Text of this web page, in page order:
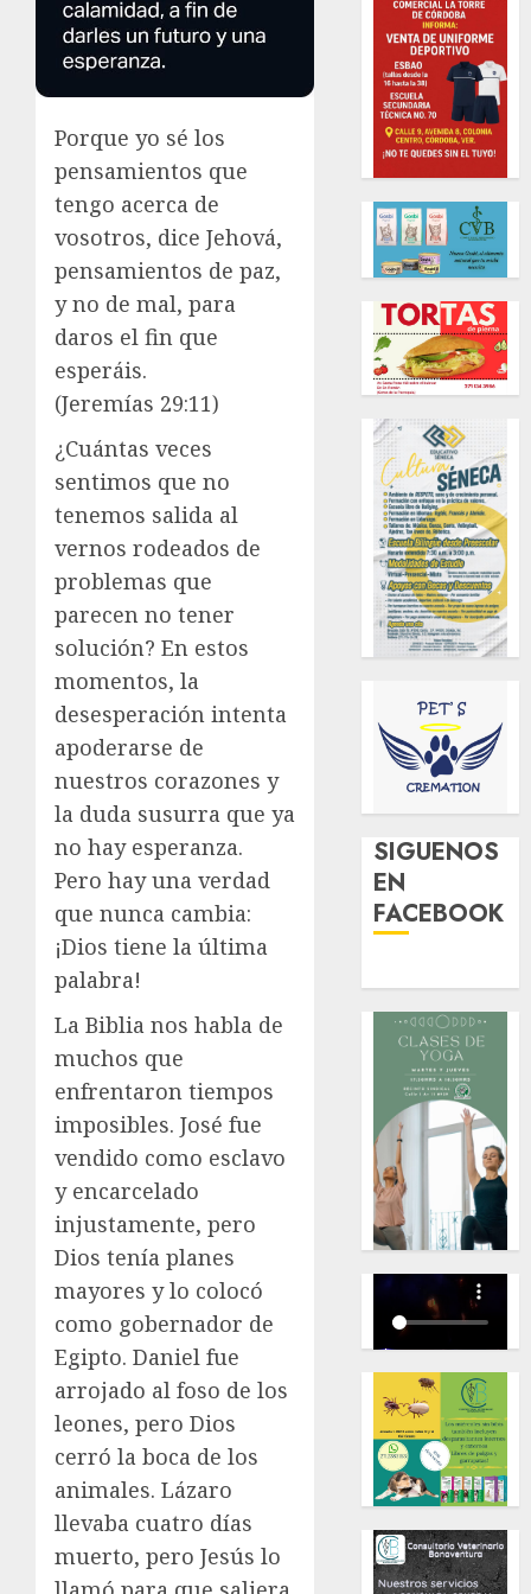
Porque yo sé los
pensamientos que
tengo acerca de
vosotros, dice Jehová,
pensamientos de paz,
y no de mal, para
daros el fin que
esperáis.
(Jeremías 29:11)
¿Cuántas veces
sentimos que no
tenemos salida al
vernos rodeados de
problemas que
parecen no tener
solución? En estos
momentos, la
desesperación intenta
apoderarse de
nuestros corazones y
la duda susurra que ya
no hay esperanza.
Pero hay una verdad
que nunca cambia:
¡Dios tiene la última
palabra!
La Biblia nos habla de
muchos que
enfrentaron tiempos
imposibles. José fue
vendido como esclavo
y encarcelado
injustamente, pero
Dios tenía planes
mayores y lo colocó
como gobernador de
Egipto. Daniel fue
arrojado al foso de los
leones, pero Dios
cerró la boca de los
animales. Lázaro
llevaba cuatro días
muerto, pero Jesús lo
SIGUENOS
EN
FACEBOOK